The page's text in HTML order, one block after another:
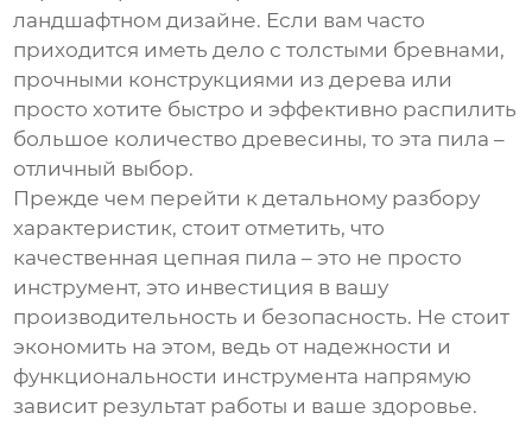
ландшафтном дизайне. Если вам часто
приходится иметь дело с толстыми бревнами,
прочными конструкциями из дерева или
просто хотите быстро и эффективно распилить
большое количество древесины, то эта пила –
отличный выбор.
Прежде чем перейти к детальному разбору
характеристик, стоит отметить, что
качественная цепная пила – это не просто
инструмент, это инвестиция в вашу
производительность и безопасность. Не стоит
экономить на этом, ведь от надежности и
функциональности инструмента напрямую
зависит результат работы и ваше здоровье.